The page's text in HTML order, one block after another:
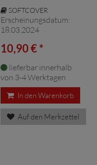
SOFTCOVER
Erscheinungsdatum:
18.03.2024
10,90 € *
lieferbar innerhalb
von 3-4 Werktagen
In den Warenkorb
Auf den Merkzettel